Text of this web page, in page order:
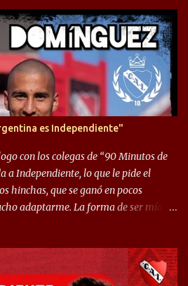
es Independiente"
con los colegas de “90 Minutos de
a Independiente, lo que le pide el
hinchas, que se ganó en pocos
adaptarme. La forma de ser mía
juega muy dinámico y me gusta
forma de jugar mía y eso también